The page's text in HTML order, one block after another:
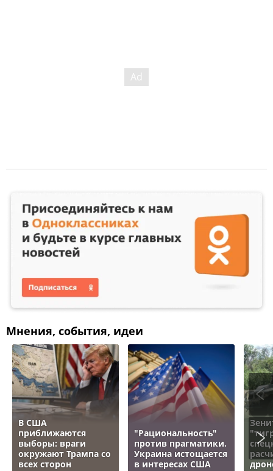
Мнения, события, идеи
В США
приближаются
выборы: враги
окружают Трампа со
всех сторон
"Рациональность"
против прагматики.
Украина истощается
в интересах США